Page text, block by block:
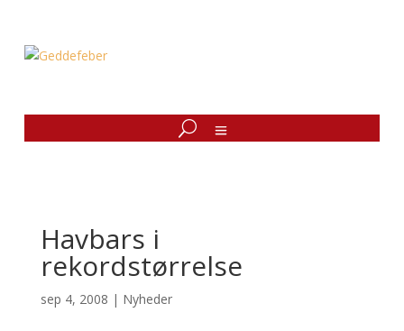
Havbars i
rekordstørrelse
sep 4, 2008 | Nyheder